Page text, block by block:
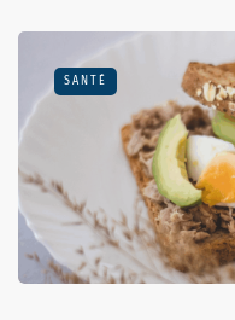
SANTÉ